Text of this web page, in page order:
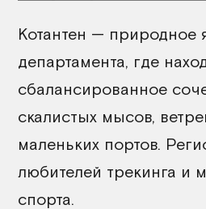
Котантен — природное
департамента, где
сбалансированное
скалистых мысов,
маленьких портов.
любителей трекинга и
спорта.